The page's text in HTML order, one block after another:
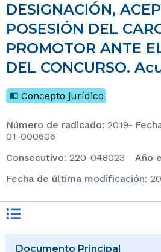
DESIGNACIÓN, ACEPTACIÓN Y
POSESIÓN DEL
PROMOTOR ANTE
DEL CONCURSO.
Concepto jurídico
Número de radicado: 2019-
01-000606
consecutivo: 220-048023
Fecha de última modificación:
Documento Principal